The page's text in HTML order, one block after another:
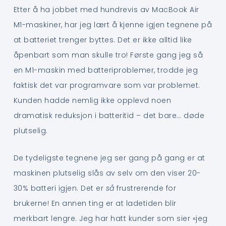
Etter å ha jobbet med hundrevis av MacBook Air
M1-maskiner, har jeg lært å kjenne igjen tegnene på
at batteriet trenger byttes. Det er ikke alltid like
åpenbart som man skulle tro! Første gang jeg så
en M1-maskin med batteriproblemer, trodde jeg
faktisk det var programvare som var problemet.
Kunden hadde nemlig ikke opplevd noen
dramatisk reduksjon i batteritid – det bare… døde
plutselig.
De tydeligste tegnene jeg ser gang på gang er at
maskinen plutselig slås av selv om den viser 20-
30% batteri igjen. Det er så frustrerende for
brukerne! En annen ting er at ladetiden blir
merkbart lengre. Jeg har hatt kunder som sier «jeg